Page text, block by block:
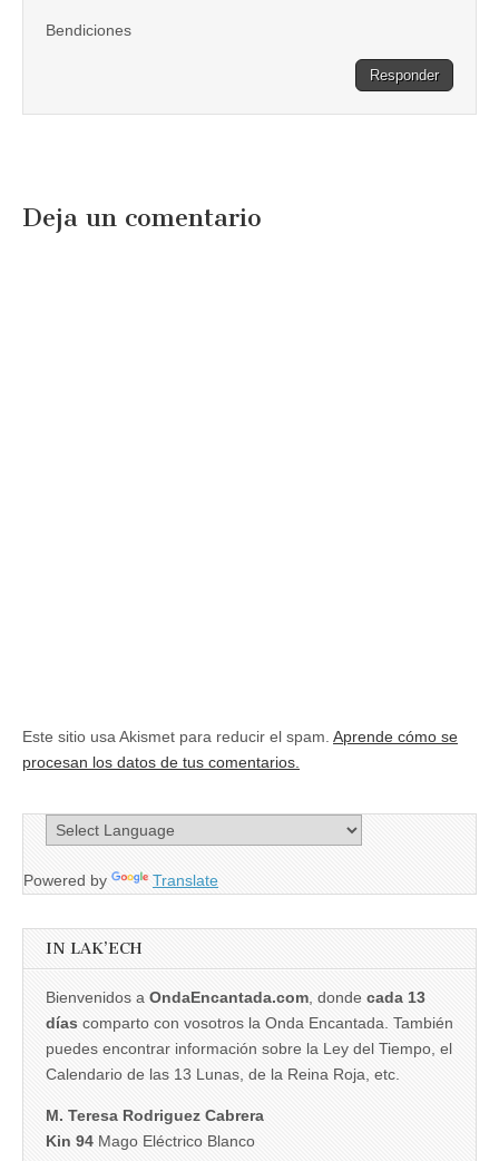
Bendiciones
Responder
Deja un comentario
Este sitio usa Akismet para reducir el spam. Aprende cómo se
procesan los datos de tus comentarios.
Powered by Translate
IN LAK’ECH
Bienvenidos a OndaEncantada.com, donde cada 13
días comparto con vosotros la Onda Encantada. También
puedes encontrar información sobre la Ley del Tiempo, el
Calendario de las 13 Lunas, de la Reina Roja, etc.
M. Teresa Rodriguez Cabrera
Kin 94 Mago Eléctrico Blanco